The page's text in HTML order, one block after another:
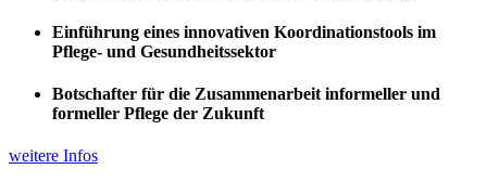
Einführung eines innovativen Koordinationstools im
Pflege- und Gesundheitssektor
Botschafter für die Zusammenarbeit informeller und
formeller Pflege der Zukunft
weitere Infos